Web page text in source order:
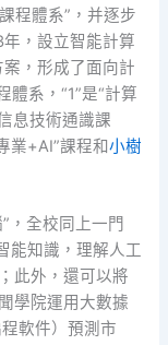
程體系”，并逐步
，設立智能計算
，形成了面向計
體系，“1”是“計算
息技術通識課
業+AI”課程和小樹
，全校同上一門
能知識，理解人工
此外，還可以將
學院運用大數據
軟件）預測市